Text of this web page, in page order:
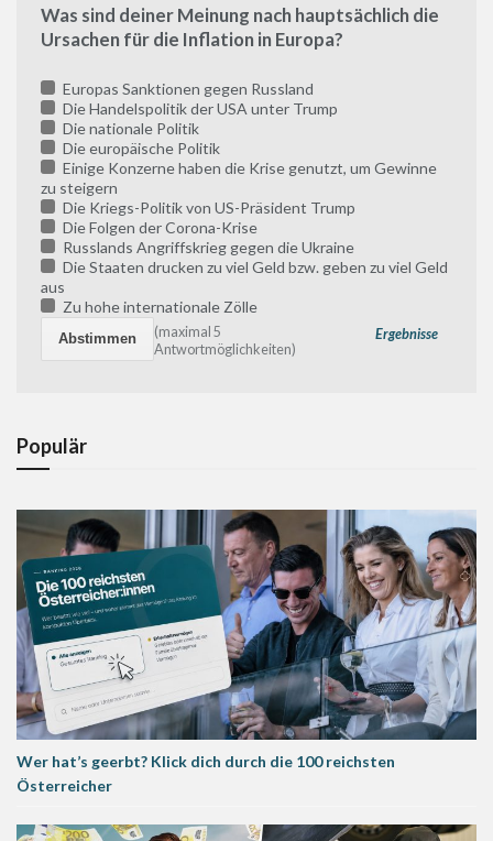
Was sind deiner Meinung nach hauptsächlich die
Ursachen für die Inflation in Europa?
Europas Sanktionen gegen Russland
Die Handelspolitik der USA unter Trump
Die nationale Politik
Die europäische Politik
Einige Konzerne haben die Krise genutzt, um Gewinne
zu steigern
Die Kriegs-Politik von US-Präsident Trump
Die Folgen der Corona-Krise
Russlands Angriffskrieg gegen die Ukraine
Die Staaten drucken zu viel Geld bzw. geben zu viel Geld
aus
Zu hohe internationale Zölle
Ergebnisse
(maximal 5
Antwortmöglichkeiten)
Populär
Wer hat’s geerbt? Klick dich durch die 100 reichsten
Österreicher